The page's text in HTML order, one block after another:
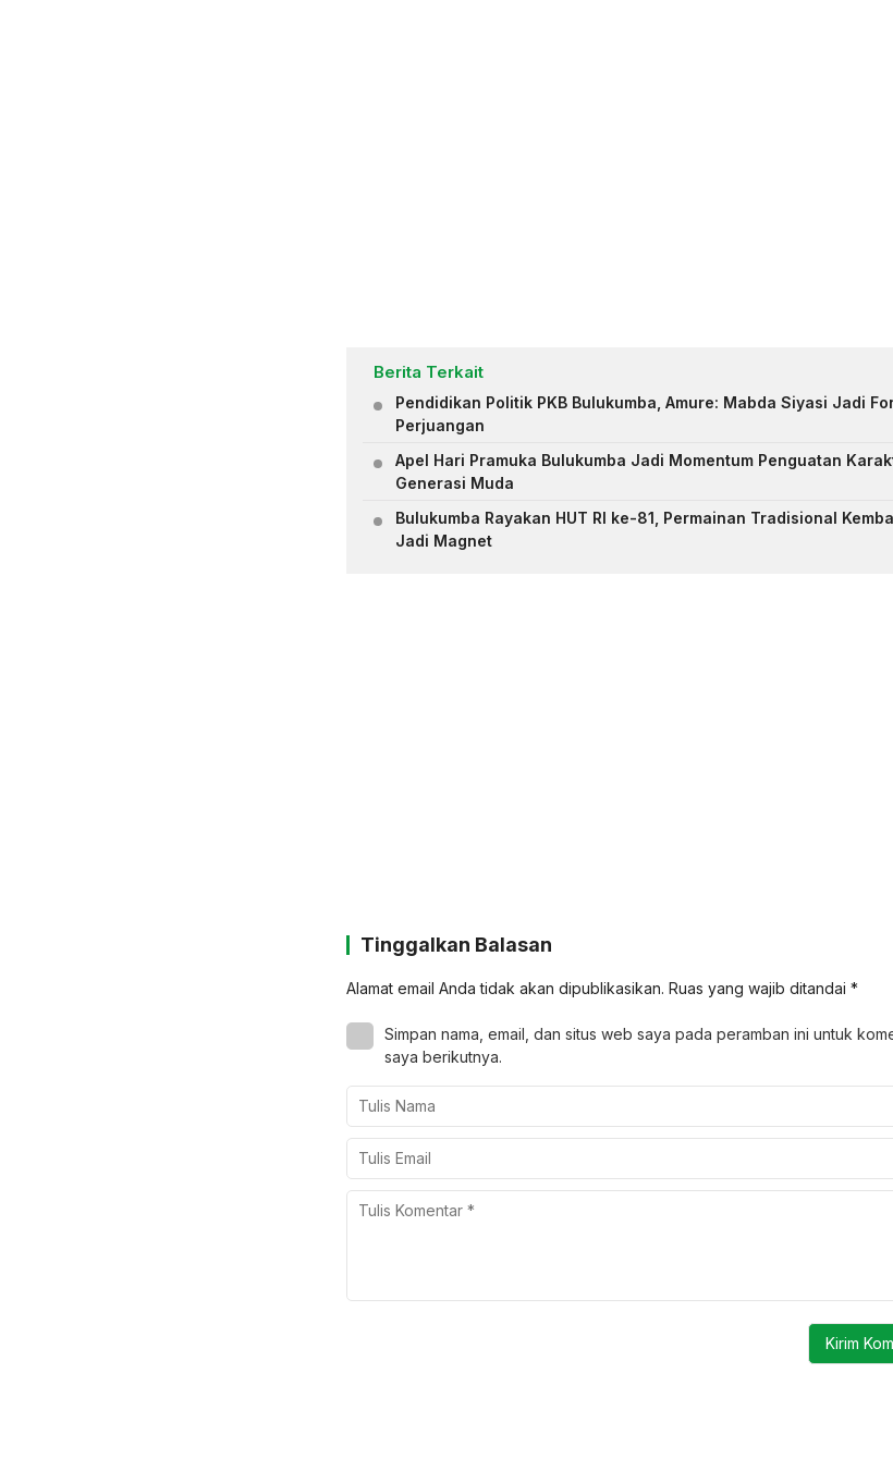
Berita Terkait
Pendidikan Politik PKB Bulukumba, Amure: Mabda Siyasi Jadi
Perjuangan
Apel Hari Pramuka Bulukumba Jadi Momentum Penguatan
Generasi Muda
Bulukumba Rayakan HUT RI ke-81, Permainan Tradisional
Jadi Magnet
Tinggalkan Balasan
Alamat email Anda tidak akan dipublikasikan. Ruas yang wajib ditandai *
Simpan nama, email, dan situs web saya pada peramban ini untuk
saya berikutnya.